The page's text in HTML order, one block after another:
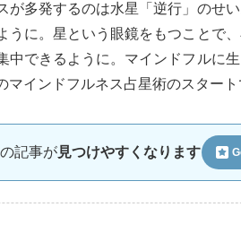
が多発するのは水星「逆行」のせ
うに。星という眼鏡をもつことで
中できるように。マインドフルに
インドフルネス占星術のスタート
記事が見つけやすくなります